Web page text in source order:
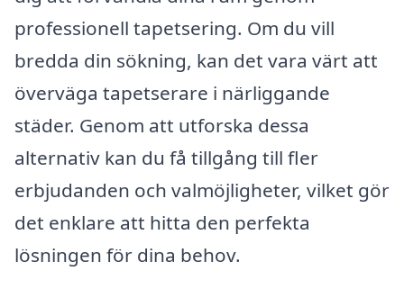
professionell tapetsering. Om du vill
bredda din sökning, kan det vara värt att
överväga tapetserare i närliggande
städer. Genom att utforska dessa
alternativ kan du få tillgång till fler
erbjudanden och valmöjligheter, vilket gör
det enklare att hitta den perfekta
lösningen för dina behov.